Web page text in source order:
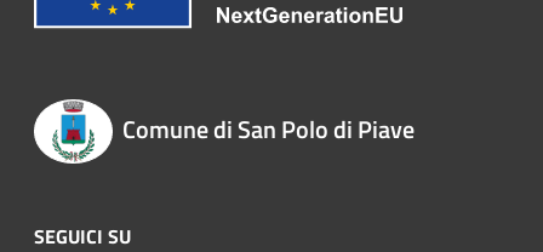
Comune di San Polo di Piave
SEGUICI SU